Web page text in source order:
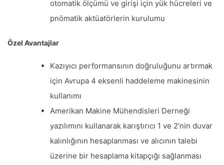
otomatik ölçümü ve girişi için yük hücreleri ve
pnömatik aktüatörlerin kurulumu
Özel Avantajlar
Kazıyıcı performansının doğruluğunu artırmak
için Avrupa 4 eksenli haddeleme makinesinin
kullanımı
Amerikan Makine Mühendisleri Derneği
yazılımını kullanarak karıştırıcı 1 ve 2’nin duvar
kalınlığının hesaplanması ve alıcının talebi
üzerine bir hesaplama kitapçığı sağlanması